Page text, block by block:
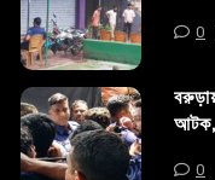
0
আটক,
0